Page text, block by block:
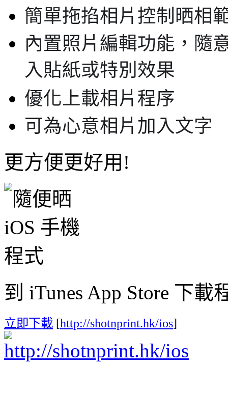
簡單拖掐相片控制晒相
內置照片編輯功能，隨
入貼紙或特別效果
優化上載相片程序
可為心意相片加入文字
更方便更好用!
到 iTunes App Store 下載
立即下載 [http://shotnprint.hk/ios]